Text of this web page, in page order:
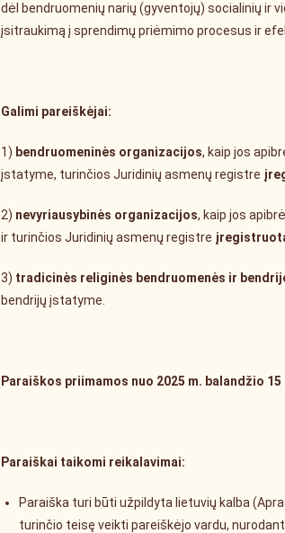
dėl bendruomenių narių (gyventojų) socialinių ir
įsitraukimą į sprendimų priėmimo procesus ir
Galimi pareiškėjai:
1) bendruomeninės organizacijos, kaip jos
įstatyme, turinčios Juridinių asmenų registre
2) nevyriausybinės organizacijos, kaip jos
ir turinčios Juridinių asmenų registre
3) tradicinės religinės bendruomenės ir
bendrijų įstatyme.
Paraiškos priimamos nuo 2025 m. balandžio
Paraiškai taikomi reikalavimai:
Paraiška turi būti užpildyta lietuvių kalba
turinčio teisę veikti pareiškėjo vardu,